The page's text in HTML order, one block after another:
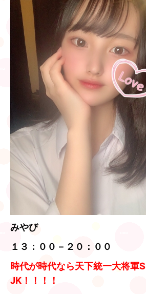
みやび
１３：００－２０：００
時代が時代なら天下統一大将軍
JK！！！！